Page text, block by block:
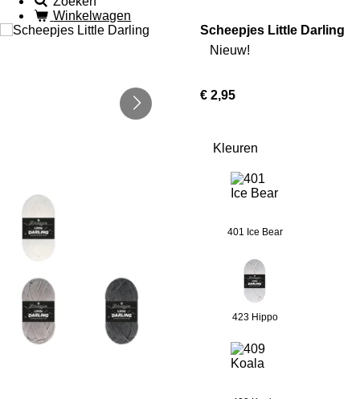
Winkelwagen
Scheepjes Little Darling
Nieuw!
€ 2,95
Kleuren
401 Ice Bear
423 Hippo